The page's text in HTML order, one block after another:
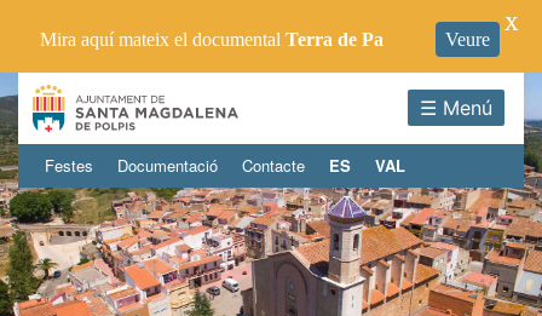
☰ Menú
Festes Documentació Contacte ES VAL
Mira aquí mateix el documental Terra de Pa Veure
X